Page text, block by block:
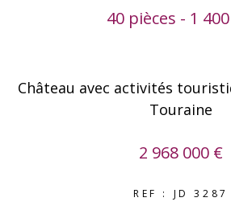
40 pièces - 1
Château avec activités
Touraine
2 968 000 €
REF : JD 3287